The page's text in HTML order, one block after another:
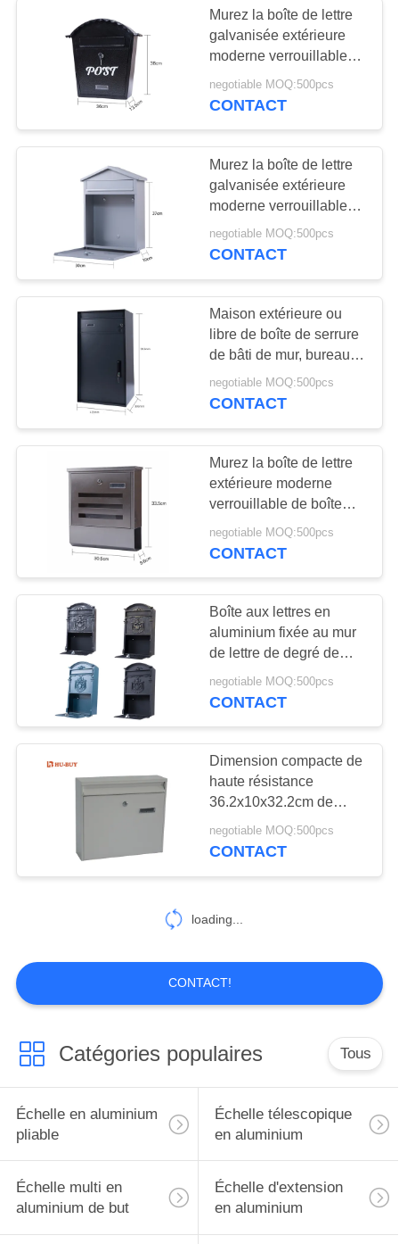
PRIVACY
POLICYéchelle d'étape en
aluminium
Tabouret en
aluminium d'étape
30
Échelle en
aluminium de sortie
de secours
plate-forme de
travail en aluminium
Tour d'échafaudage
27
Échelle d'étape de
fibre de verre
3
Murez la boîte de lettre
galvanisée extérieure
moderne verrouillable
de boîte aux lettres en
métal de bâti
negotiable MOQ:500pcs
CONTACT
Murez la boîte de lettre
galvanisée extérieure
moderne verrouillable
de boîte aux lettres en
métal de bâti
negotiable MOQ:500pcs
CONTACT
Maison extérieure ou
libre de boîte de serrure
de bâti de mur, bureau,
boîte commerciale de
colis de boîte aux lettres
negotiable MOQ:500pcs
CONTACT
Murez la boîte de lettre
extérieure moderne
verrouillable de boîte
aux lettres d'acier
inoxydable de bâti
negotiable MOQ:500pcs
CONTACT
Boîte aux lettres en
aluminium fixée au mur
de lettre de degré de
sécurité extérieur
décoratif imperméable
negotiable MOQ:500pcs
CONTACT
Dimension compacte de
haute résistance
36.2x10x32.2cm de
courrier de boîte aux
lettres solide de bâti
negotiable MOQ:500pcs
CONTACT
loading...
CONTACT!
Catégories populaires Tous
Échelle en aluminium
pliable
Échelle télescopique
en aluminium
Échelle multi en
aluminium de but
Échelle d'extension
en aluminium